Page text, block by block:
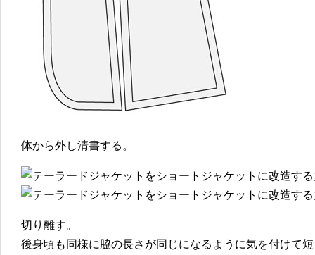
体から外し清書する。
切り離す。
後身頃も同様に脇の長さが同じになるように気を付けて